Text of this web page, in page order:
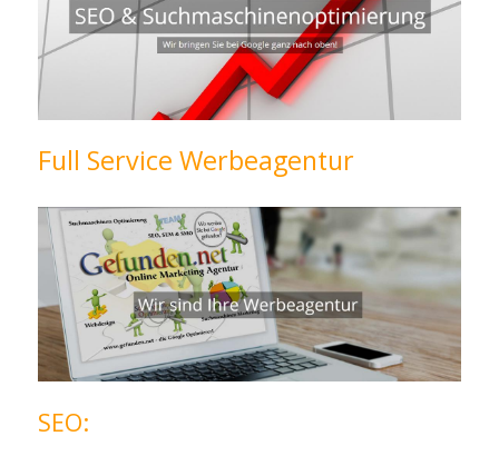
Full Service Werbeagentur
SEO: